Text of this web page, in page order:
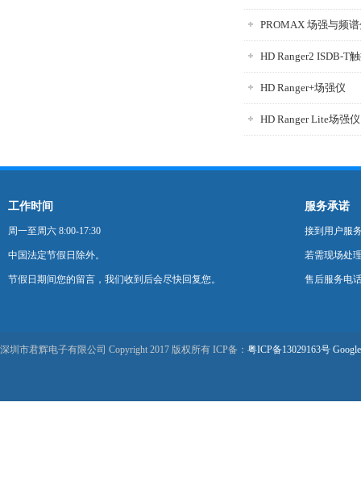
HD Ranger2 ISDB-T
HD Ranger+场强仪
HD Ranger Lite场强仪
工作时间
周一至周六 8:00-17:30
中国法定节假日除外。
节假日期间您的留言，我们收到后会尽快回复您。
服务承诺
接到用户服
若需现场处
售后服务电
深圳市君辉电子有限公司 Copyright 2017 版权所有 ICP备： 粤ICP备13029163号